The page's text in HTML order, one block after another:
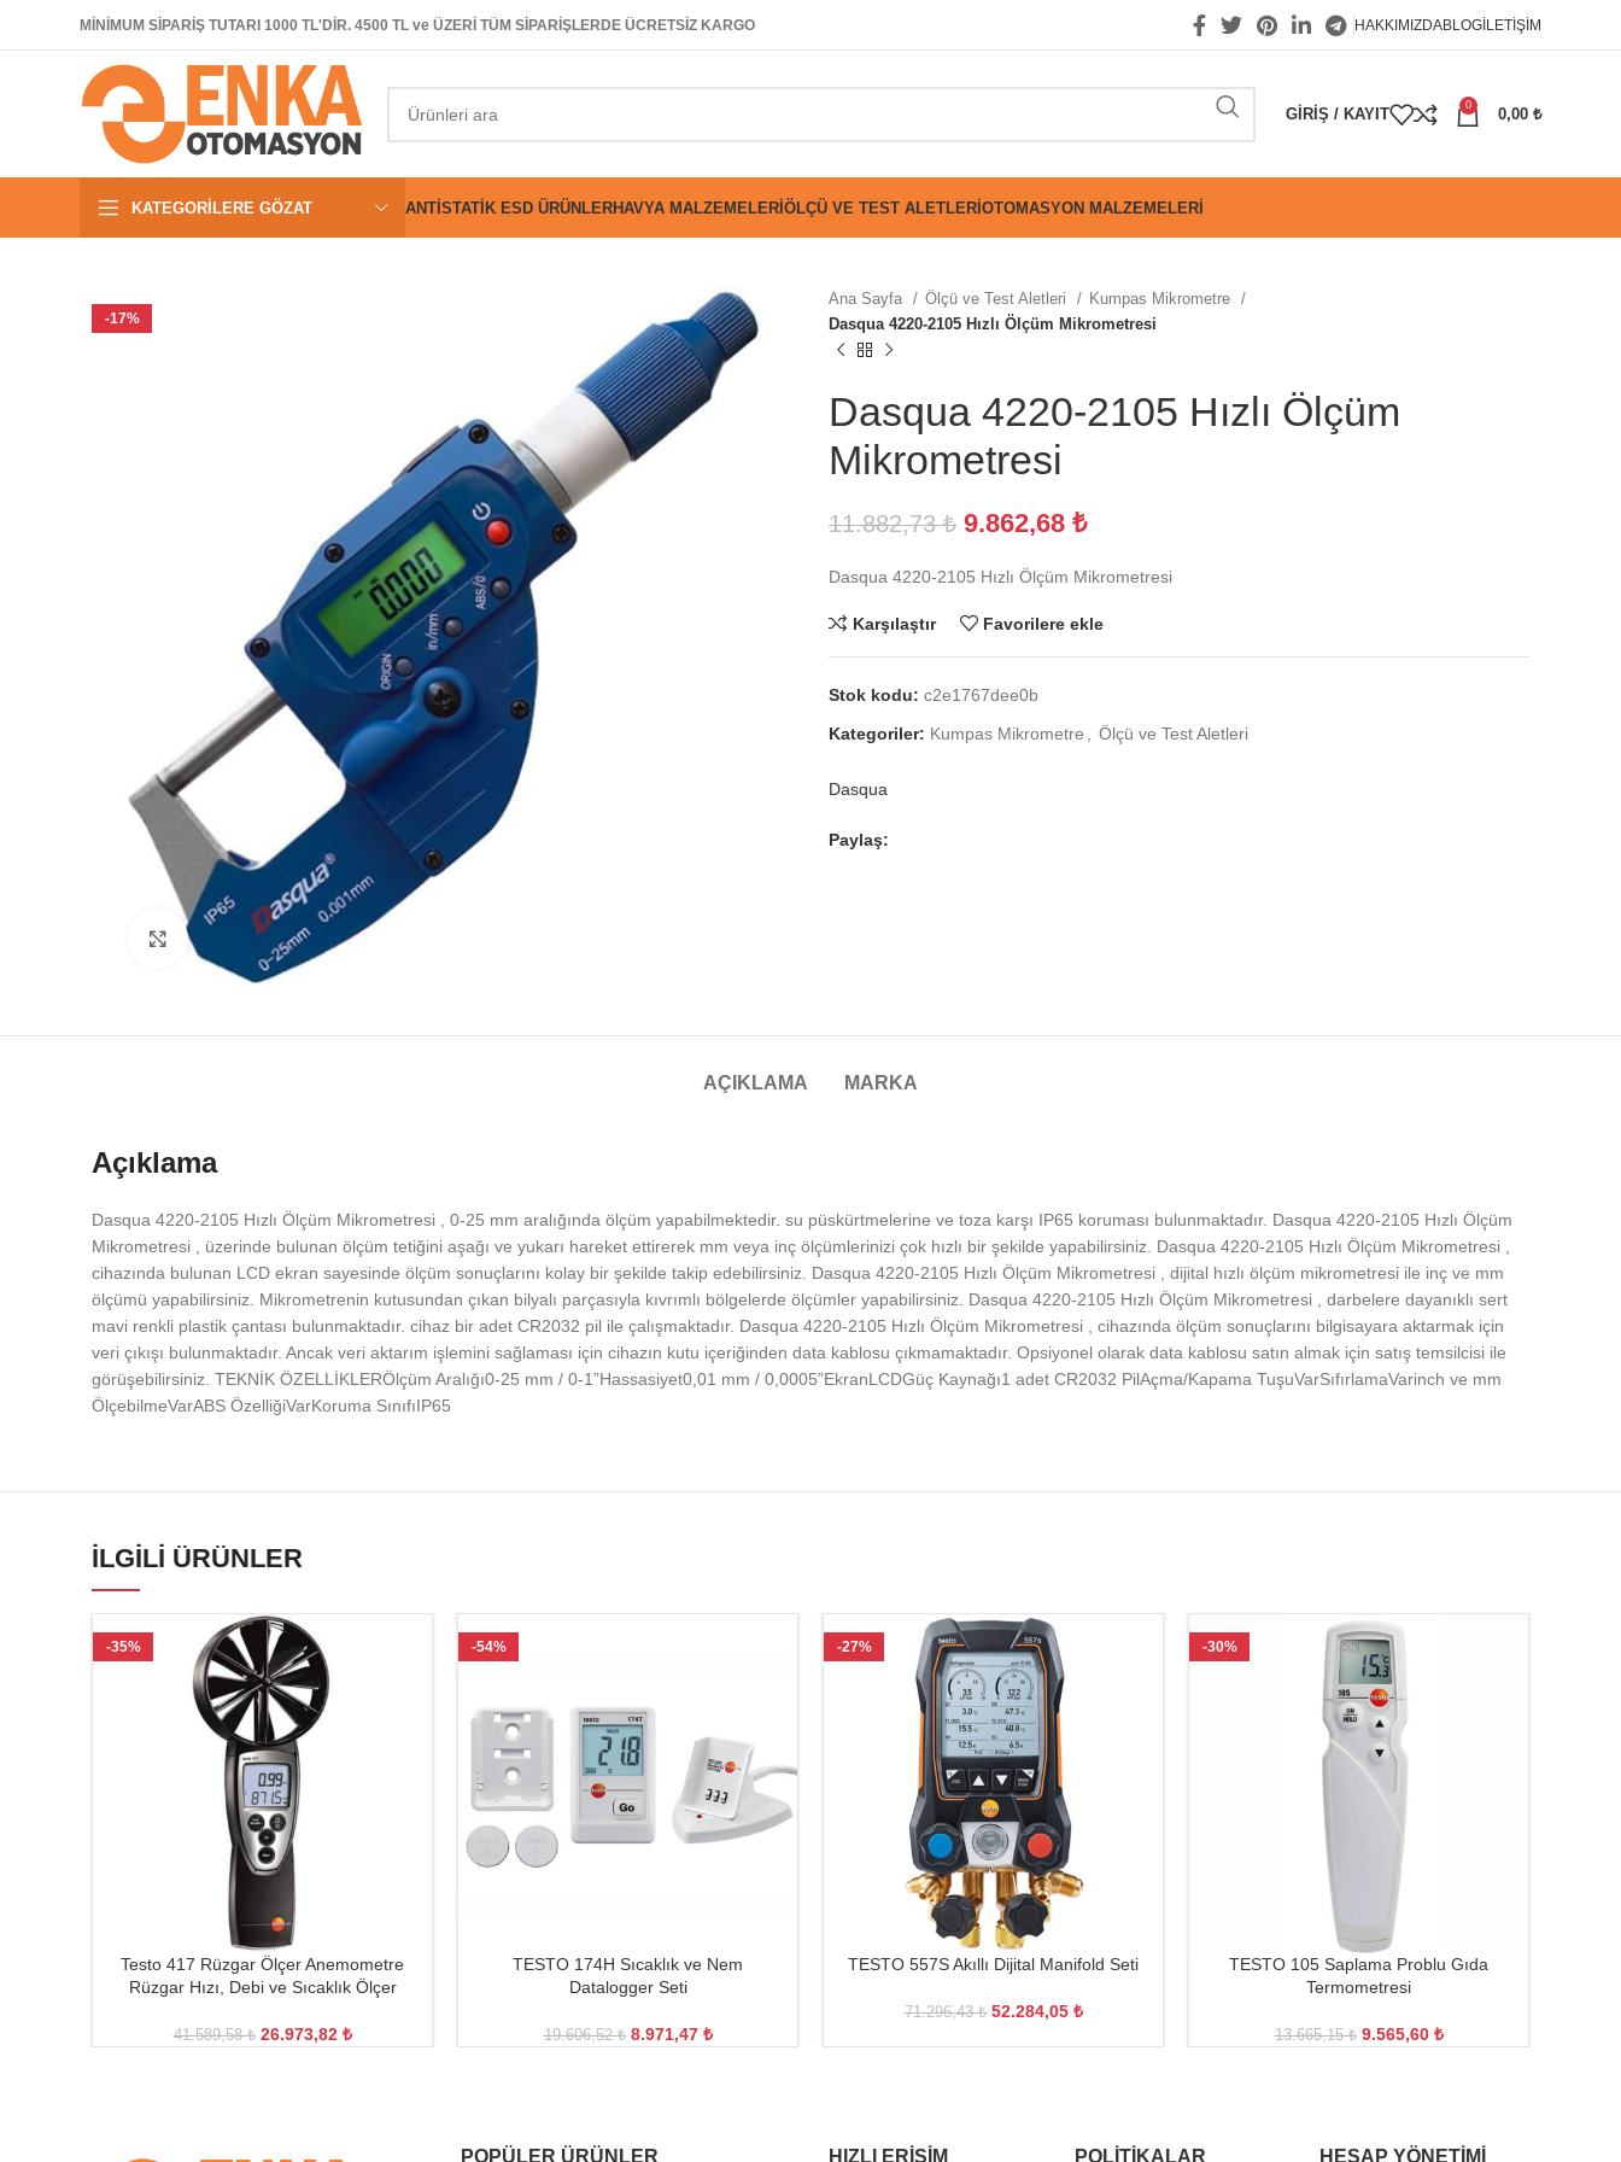
MİNİMUM SİPARİŞ TUTARI 1000 TL'DİR. 4500 TL ve ÜZERİ TÜM SİPARİŞLERDE ÜCRETSİZ KARGO HAKKIMIZDABLOGİLETIŞIM
GIRIŞ / KAYIT
0
0,00 ₺
KATEGORILERE GÖZAT ANTISTATIK ESD ÜRÜNLERHAVYA MALZEMELERIÖLÇÜ VE TEST ALETLERIOTOMASYON MALZEMELERI
-17%
Büyütmek için tıklayın
Ana Sayfa Ölçü ve Test Aletleri
Kumpas Mikrometre
Dasqua 4220-2105 Hızlı Ölçüm Mikrometresi
Dasqua 4220-2105 Hızlı Ölçüm
Mikrometresi
11.882,73₺ 9.862,68 ₺
Dasqua 4220-2105 Hızlı Ölçüm Mikrometresi
Karşılaştır Favorilere ekle
Stok kodu: c2e1767dee0b
Kategoriler: Kumpas Mikrometre Ölçü ve Test Aletleri
Dasqua
Paylaş:
AÇIKLAMA MARKA
Açıklama
Dasqua 4220-2105 Hızlı Ölçüm Mikrometresi , 0-25 mm aralığında ölçüm yapabilmektedir. su püskürtmelerine ve toza karşı IP65 koruması bulunmaktadır. Dasqua 4220-2105 Hızlı Ölçüm
Mikrometresi , üzerinde bulunan ölçüm tetiğini aşağı ve yukarı hareket ettirerek mm veya inç ölçümlerinizi çok hızlı bir şekilde yapabilirsiniz. Dasqua 4220-2105 Hızlı Ölçüm Mikrometresi ,
cihazında bulunan LCD ekran sayesinde ölçüm sonuçlarını kolay bir şekilde takip edebilirsiniz. Dasqua 4220-2105 Hızlı Ölçüm Mikrometresi , dijital hızlı ölçüm mikrometresi ile inç ve mm
ölçümü yapabilirsiniz. Mikrometrenin kutusundan çıkan bilyalı parçasıyla kıvrımlı bölgelerde ölçümler yapabilirsiniz. Dasqua 4220-2105 Hızlı Ölçüm Mikrometresi , darbelere dayanıklı sert
mavi renkli plastik çantası bulunmaktadır. cihaz bir adet CR2032 pil ile çalışmaktadır. Dasqua 4220-2105 Hızlı Ölçüm Mikrometresi , cihazında ölçüm sonuçlarını bilgisayara aktarmak için
veri çıkışı bulunmaktadır. Ancak veri aktarım işlemini sağlaması için cihazın kutu içeriğinden data kablosu çıkmamaktadır. Opsiyonel olarak data kablosu satın almak için satış temsilcisi ile
görüşebilirsiniz. TEKNİK ÖZELLİKLERÖlçüm Aralığı0-25 mm / 0-1”Hassasiyet0,01 mm / 0,0005”EkranLCDGüç Kaynağı1 adet CR2032 PilAçma/Kapama TuşuVarSıfırlamaVarinch ve mm
ÖlçebilmeVarABS ÖzelliğiVarKoruma SınıfıIP65
İLGILI ÜRÜNLER
-35%
Testo 417 Rüzgar Ölçer Anemometre
Rüzgar Hızı, Debi ve Sıcaklık Ölçer
41.589,58₺ 26.973,82 ₺
-54%
TESTO 174H Sıcaklık ve Nem
Datalogger Seti
19.606,52₺ 8.971,47 ₺
-27%
TESTO 557S Akıllı Dijital Manifold Seti
71.296,43₺ 52.284,05 ₺
-30%
TESTO 105 Saplama Problu Gıda
Termometresi
13.665,15₺ 9.565,60 ₺
POPÜLER ÜRÜNLER HIZLI ERIŞIM POLITIKALAR HESAP YÖNETIMI